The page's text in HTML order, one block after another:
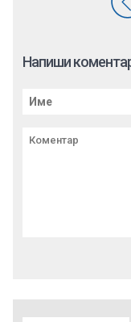
Напиши